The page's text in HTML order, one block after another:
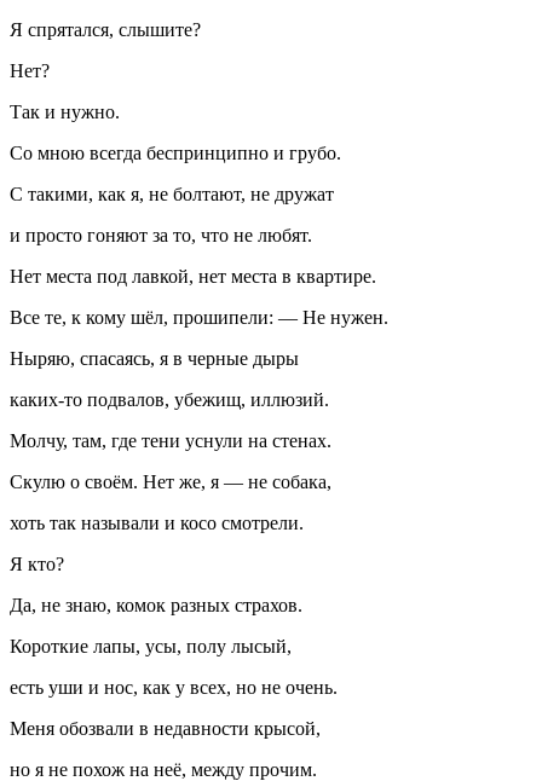
Я спрятался, слышите?
Нет?
Так и нужно.
Со мною всегда беспринципно и грубо.
С такими, как я, не болтают, не дружат
и просто гоняют за то, что не любят.
Нет места под лавкой, нет места в квартире.
Все те, к кому шёл, прошипели: — Не нужен.
Ныряю, спасаясь, я в черные дыры
каких-то подвалов, убежищ, иллюзий.
Молчу, там, где тени уснули на стенах.
Скулю о своём. Нет же, я — не собака,
хоть так называли и косо смотрели.
Я кто?
Да, не знаю, комок разных страхов.
Короткие лапы, усы, полу лысый,
есть уши и нос, как у всех, но не очень.
Меня обозвали в недавности крысой,
но я не похож на неё, между прочим.